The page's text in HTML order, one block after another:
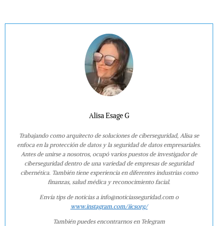
Alisa Esage G
Trabajando como arquitecto de soluciones de ciberseguridad, Alisa se
enfoca en la protección de datos y la seguridad de datos empresariales.
Antes de unirse a nosotros, ocupó varios puestos de investigador de
ciberseguridad dentro de una variedad de empresas de seguridad
cibernética. También tiene experiencia en diferentes industrias como
finanzas, salud médica y reconocimiento facial.
Envía tips de noticias a info@noticiasseguridad.com o
www.instagram.com/iicsorg/
También puedes encontrarnos en Telegram